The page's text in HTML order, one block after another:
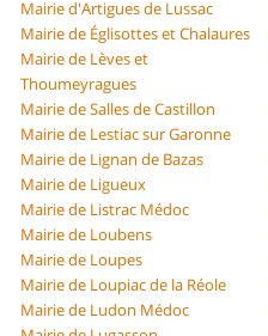
Mairie d'Artigues de Lussac
Mairie de Églisottes et Chalaures
Mairie de Lèves et
Thoumeyragues
Mairie de Salles de Castillon
Mairie de Lestiac sur Garonne
Mairie de Lignan de Bazas
Mairie de Ligueux
Mairie de Listrac Médoc
Mairie de Loubens
Mairie de Loupes
Mairie de Loupiac de la Réole
Mairie de Ludon Médoc